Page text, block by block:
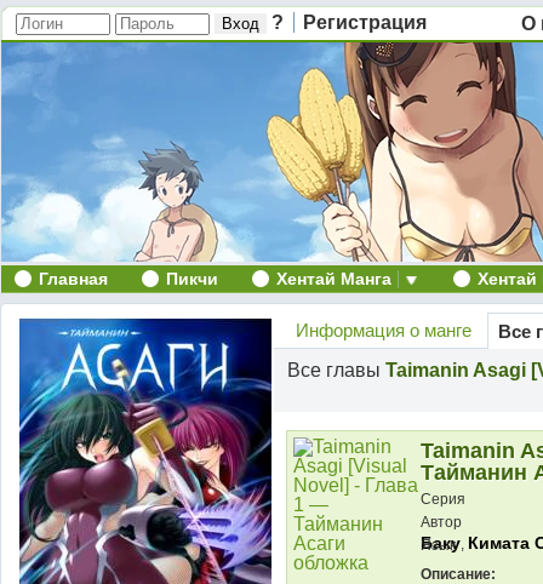
? Регистрация О
Главная Пикчи Хентай Манга
Информация о манге
Все
Все главы Taimanin Asagi
Taimanin
Тайманин
Серия
Автор
Баку, Кимата
Язык
Описание: